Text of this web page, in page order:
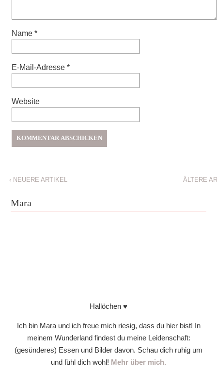
Name *
E-Mail-Adresse *
Website
‹NEUERE ARTIKEL ÄLTERE
Mara
Hallöchen ♥
Ich bin Mara und ich freue mich riesig, dass du hier bist! In
meinem Wunderland findest du meine Leidenschaft:
(gesünderes) Essen und Bilder davon. Schau dich ruhig um
und fühl dich wohl! Mehr über mich.